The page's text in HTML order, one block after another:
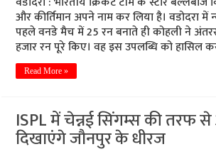
और कीर्तिमान अपने नाम कर लिया है। वडोदरा
पहले वनडे मैच में 25 रन बनाते ही कोहली ने
हजार रन पूरे किए। वह इस उपलब्धि को हासिल
Read More »
ISPL में चेन्नई सिंगम्स की तरफ
दिखाएंगे जौनपुर के धीरज